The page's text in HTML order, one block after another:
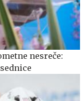
nesreče: